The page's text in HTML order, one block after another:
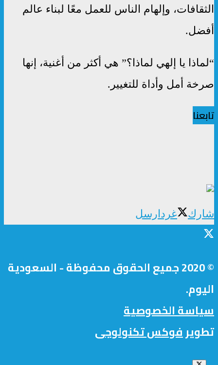
الثقافات، وإلهام الناس للعمل معًا لبناء عالم
أفضل.
“لماذا يا إلهي لماذا؟” هي أكثر من أغنية، إنها
صرخة أمل وأداة للتغيير.
تابعنا
شارك غردارسل
© 2020 جميع الحقوق محفوظة - السعودية
اليوم.
سياسة الخصوصية
تطويرفوكس تكنولوجى